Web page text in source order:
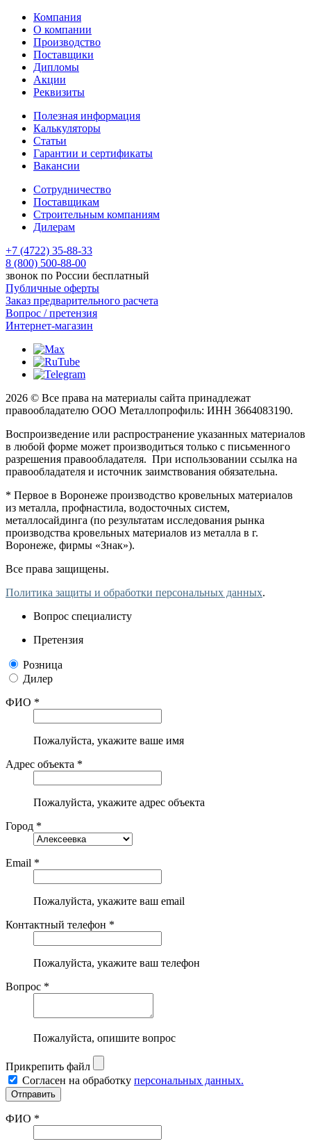
Компания
О компании
Производство
Поставщики
Дипломы
Акции
Реквизиты
Полезная информация
Калькуляторы
Статьи
Гарантии и сертификаты
Вакансии
Сотрудничество
Поставщикам
Строительным компаниям
Дилерам
+7 (4722) 35-88-33
8 (800) 500-88-00
звонок по России бесплатный
Публичные оферты
Заказ предварительного расчета
Вопрос / претензия
Интернет-магазин
2026 © Все права на материалы сайта принадлежат
правообладателю ООО Металлопрофиль: ИНН 3664083190.
Воспроизведение или распространение указанных материалов
в любой форме может производиться только с письменного
разрешения правообладателя. При использовании ссылка на
правообладателя и источник заимствования обязательна.
* Первое в Воронеже производство кровельных материалов
из металла, профнастила, водосточных систем,
металлосайдинга (по результатам исследования рынка
производства кровельных материалов из металла в г.
Воронеже, фирмы «Знак»).
Все права защищены.
Политика защиты и обработки персональных данных.
Вопрос специалисту
Претензия
Розница
Дилер
ФИО *
Пожалуйста, укажите ваше имя
Адрес объекта *
Пожалуйста, укажите адрес объекта
Город *
Email *
Пожалуйста, укажите ваш email
Контактный телефон *
Пожалуйста, укажите ваш телефон
Вопрос *
Пожалуйста, опишите вопрос
Прикрепить файл
Согласен на обработку персональных данных.
ФИО *